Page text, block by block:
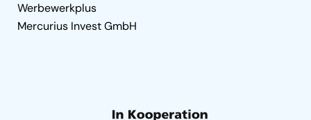
Werbewerkplus
Mercurius Invest GmbH